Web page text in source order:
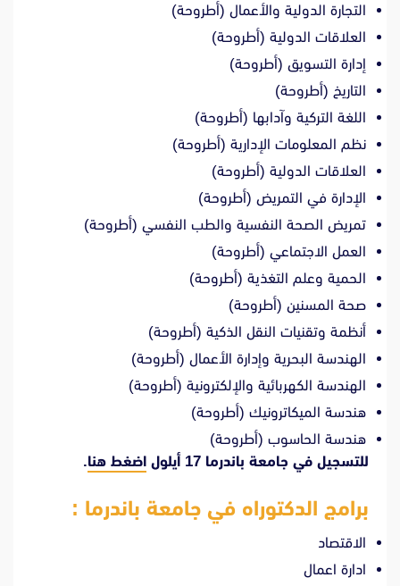
التجارة الدولية والأعمال (أطروحة)
العلاقات الدولية (أطروحة)
إدارة التسويق (أطروحة)
التاريخ (أطروحة)
اللغة التركية وآدابها (أطروحة)
نظم المعلومات الإدارية (أطروحة)
العلاقات الدولية (أطروحة)
الإدارة في التمريض (أطروحة)
تمريض الصحة النفسية والطب النفسي (أطروحة)
العمل الاجتماعي (أطروحة)
الحمية وعلم التغذية (أطروحة)
صحة المسنين (أطروحة)
أنظمة وتقنيات النقل الذكية (أطروحة)
الهندسة البحرية وإدارة الأعمال (أطروحة)
الهندسة الكهربائية والإلكترونية (أطروحة)
هندسة الميكاترونيك (أطروحة)
هندسة الحاسوب (أطروحة)
للتسجيل في جامعة باندرما 17 أيلول
اضغط هنا.
برامج الدكتوراه في جامعة باندرما :
الاقتصاد
ادارة اعمال